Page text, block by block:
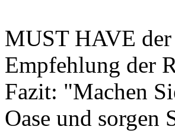
MUST HAVE der
Empfehlung der
Fazit: "Machen
Oase und sorgen